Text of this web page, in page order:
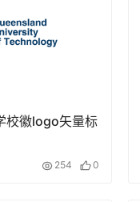
校徽logo矢量标
254 0